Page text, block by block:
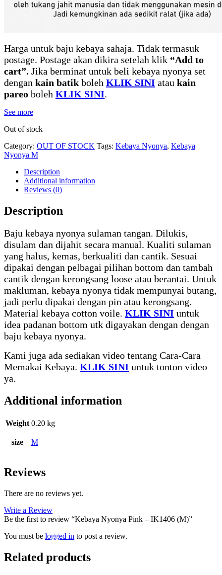
Harga untuk baju kebaya sahaja. Tidak termasuk
postage. Postage akan dikira setelah klik “Add to
cart”. Jika berminat untuk beli kebaya nyonya set
dengan kain batik boleh KLIK SINI atau kain
pareo boleh KLIK SINI.
See more
Out of stock
Category: OUT OF STOCK Tags: Kebaya Nyonya, Kebaya
Nyonya M
Description
Additional information
Reviews (0)
Description
Baju kebaya nyonya sulaman tangan. Dilukis,
disulam dan dijahit secara manual. Kualiti sulaman
yang halus, kemas, berkualiti dan cantik. Sesuai
dipakai dengan pelbagai pilihan bottom dan tambah
cantik dengan kerongsang loose atau berantai. Untuk
makluman, kebaya nyonya tidak mempunyai butang,
jadi perlu dipakai dengan pin atau kerongsang.
Material kebaya cotton voile. KLIK SINI untuk
idea padanan bottom utk digayakan dengan dengan
baju kebaya nyonya.
Kami juga ada sediakan video tentang Cara-Cara
Memakai Kebaya. KLIK SINI untuk tonton video
ya.
Additional information
Weight 0.20 kg
size M
Reviews
There are no reviews yet.
Write a Review
Be the first to review “Kebaya Nyonya Pink – IK1406 (M)”
You must be logged in to post a review.
Related products